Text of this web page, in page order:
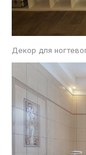
Декор для